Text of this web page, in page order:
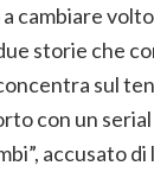
cambiare
storie che
sul
con un
accusato